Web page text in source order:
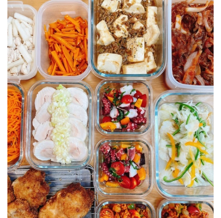
蒸し鶏
★ハヤシライス
キャロットラペ
チーズと大葉のカツレツ
とうもろこしご飯
★チリコンカン
麻婆豆腐
タコマリネ
★きんぴら
大根の浅漬け
★冷凍可能